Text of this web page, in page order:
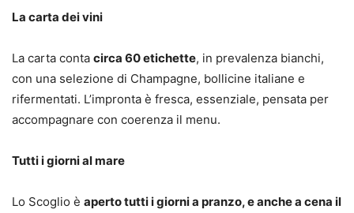
La carta dei vini
La carta conta circa 60 etichette, in prevalenza bianchi,
con una selezione di Champagne, bollicine italiane e
rifermentati. L’impronta è fresca, essenziale, pensata per
accompagnare con coerenza il menu.
Tutti i giorni al mare
Lo Scoglio è aperto tutti i giorni a pranzo, e anche a cena il